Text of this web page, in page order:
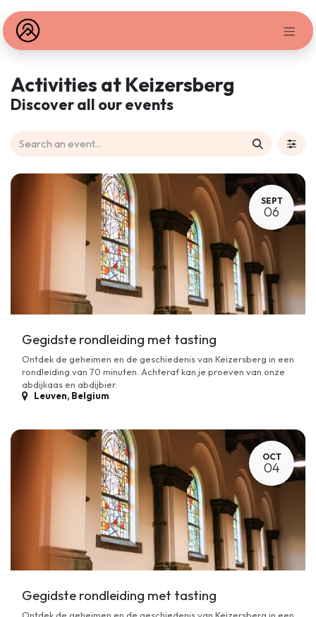
Activities at Keizersberg
Discover all our events
SEPT
06
Gegidste rondleiding met tasting
Ontdek de geheimen en de geschiedenis van Keizersberg in een
rondleiding van 70 minuten. Achteraf kan je proeven van onze
abdijkaas en abdijbier.
Leuven, Belgium
OCT
04
Gegidste rondleiding met tasting
Ontdek de geheimen en de geschiedenis van Keizersberg in een